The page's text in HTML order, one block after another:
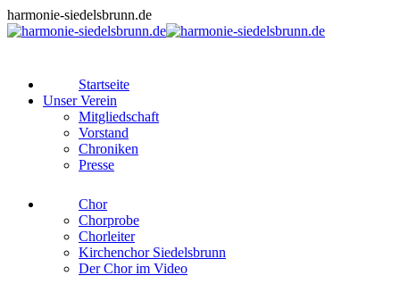
Zum
Inhalt
harmonie-siedelsbrunn.de
Startseite
Unser Verein
Mitgliedschaft
Vorstand
Chroniken
Presse
Chor
Chorprobe
Chorleiter
Kirchenchor Siedelsbrunn
Der Chor im Video